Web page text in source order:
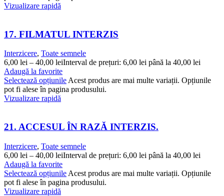
Vizualizare rapidă
17. FILMATUL INTERZIS
Interzicere, Toate semnele
6,00 lei – 40,00 leiInterval de prețuri: 6,00 lei până la 40,00 lei
Adaugă la favorite
Selectează opțiunile Acest produs are mai multe variații. Opțiunile
pot fi alese în pagina produsului.
Vizualizare rapidă
21. ACCESUL ÎN RAZĂ INTERZIS.
Interzicere, Toate semnele
6,00 lei – 40,00 leiInterval de prețuri: 6,00 lei până la 40,00 lei
Adaugă la favorite
Selectează opțiunile Acest produs are mai multe variații. Opțiunile
pot fi alese în pagina produsului.
Vizualizare rapidă